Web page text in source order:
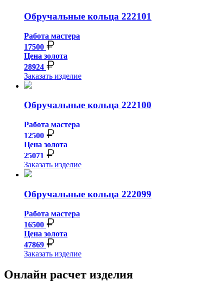
Обручальные кольца 222101
Работа мастера
17500
Цена золота
28924
Заказать изделие
Обручальные кольца 222100
Работа мастера
12500
Цена золота
25071
Заказать изделие
Обручальные кольца 222099
Работа мастера
16500
Цена золота
47869
Заказать изделие
Онлайн расчет изделия